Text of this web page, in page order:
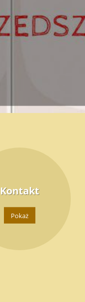
Kontakt
Pokaż